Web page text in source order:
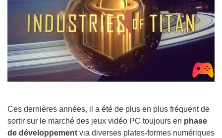
Ces dernières années, il a été de plus en plus fréquent de
sortir sur le marché des jeux vidéo PC toujours en phase
de développement via diverses plates-formes numériques